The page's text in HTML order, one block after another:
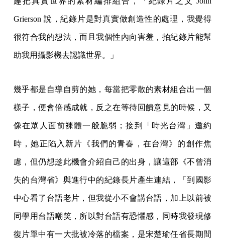
Grierson 說，紀錄片是對真實做創造性的處理，我覺得
很符合我的想法，而且我個性內向害羞，拍紀錄片能幫
助我用攝影機去認識世界。」
幾乎都是自導自剪的她，每當把零散的素材組合出一個
樣子，便會倍感成就，反之在等待回饋意見的時候，又
像在眾人面前裸體一般脆弱；接到「時光台灣」邀約
時，她正陷入新片《我們的青春，在台灣》的創作焦
慮，但仍想趁此機會介紹自己的出身，讓這部《不曾消
失的台灣省》與進行中的紀錄長片產生連結，「到國影
中心看了台語老片，但我從小不會講台語，加上以前被
同學用台語嘲笑，所以對台語有恐懼感，同時我發現修
復片單中有一大批被冷落的檔案，是宋楚瑜任省長期間